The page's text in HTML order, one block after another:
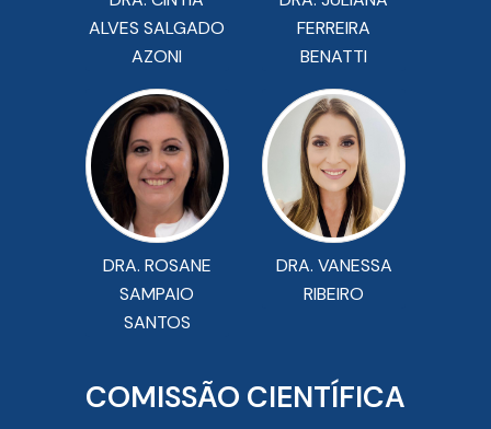
ALVES SALGADO
AZONI
FERREIRA
BENATTI
DRA. ROSANE
SAMPAIO
SANTOS
DRA. VANESSA
RIBEIRO
COMISSÃO CIENTÍFICA